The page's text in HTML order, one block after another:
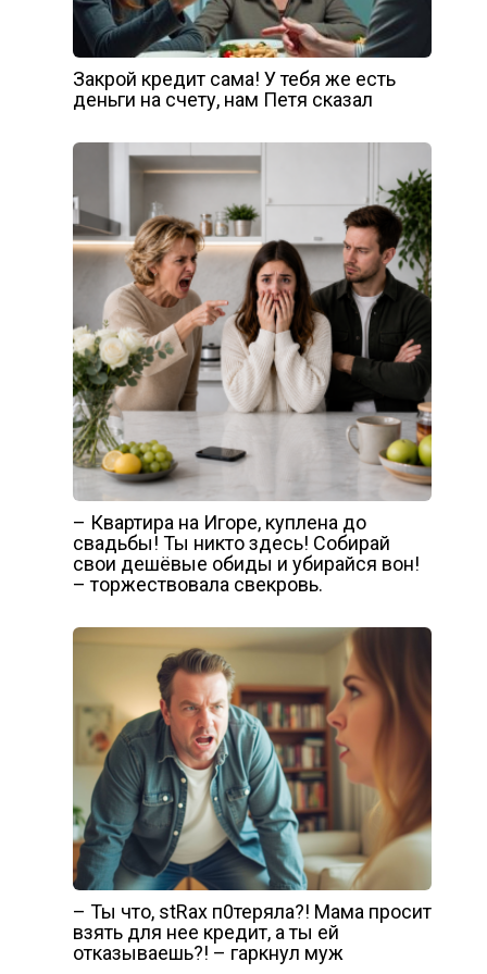
Закрой кредит сама! У тебя же есть
деньги на счету, нам Петя сказал
– Квартира на Игоре, куплена до
свадьбы! Ты никто здесь! Собирай
свои дешёвые обиды и убирайся вон!
– торжествовала свекровь.
– Ты что, stRах п0теряла?! Мама просит
взять для нее кредит, а ты ей
отказываешь?! – гаркнул муж